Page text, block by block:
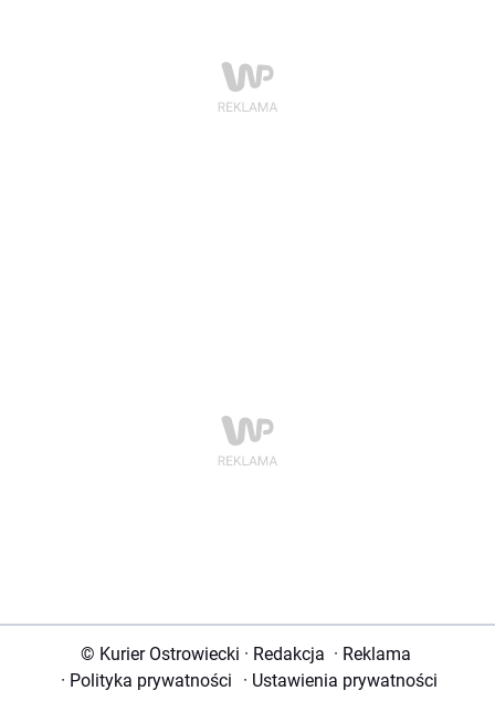
© Kurier Ostrowiecki · Redakcja · Reklama
· Polityka prywatności · Ustawienia prywatności